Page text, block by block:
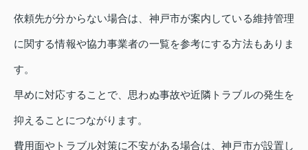
依頼先が分からない場合は、神戸市が案内している維持管理
に関する情報や協力事業者の一覧を参考にする方法もありま
す。
早めに対応することで、思わぬ事故や近隣トラブルの発生を
抑えることにつながります。
費用面やトラブル対策に不安がある場合は、神戸市が設置し